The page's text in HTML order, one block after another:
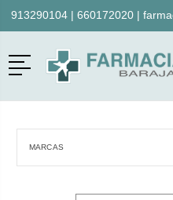
913290104| 660172020|
Menú
MARCAS